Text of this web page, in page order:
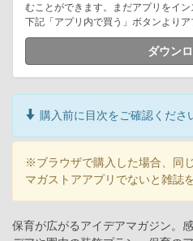
むことができます。まだアプリをイン
下記「アプリ内で買う」ボタンよりア
ダウン
購入前に目次をご確認くださ
※ブラウザで購入した場合、同
マガストアアプリでないと雑誌
保育が広がるアイデアマガジン。